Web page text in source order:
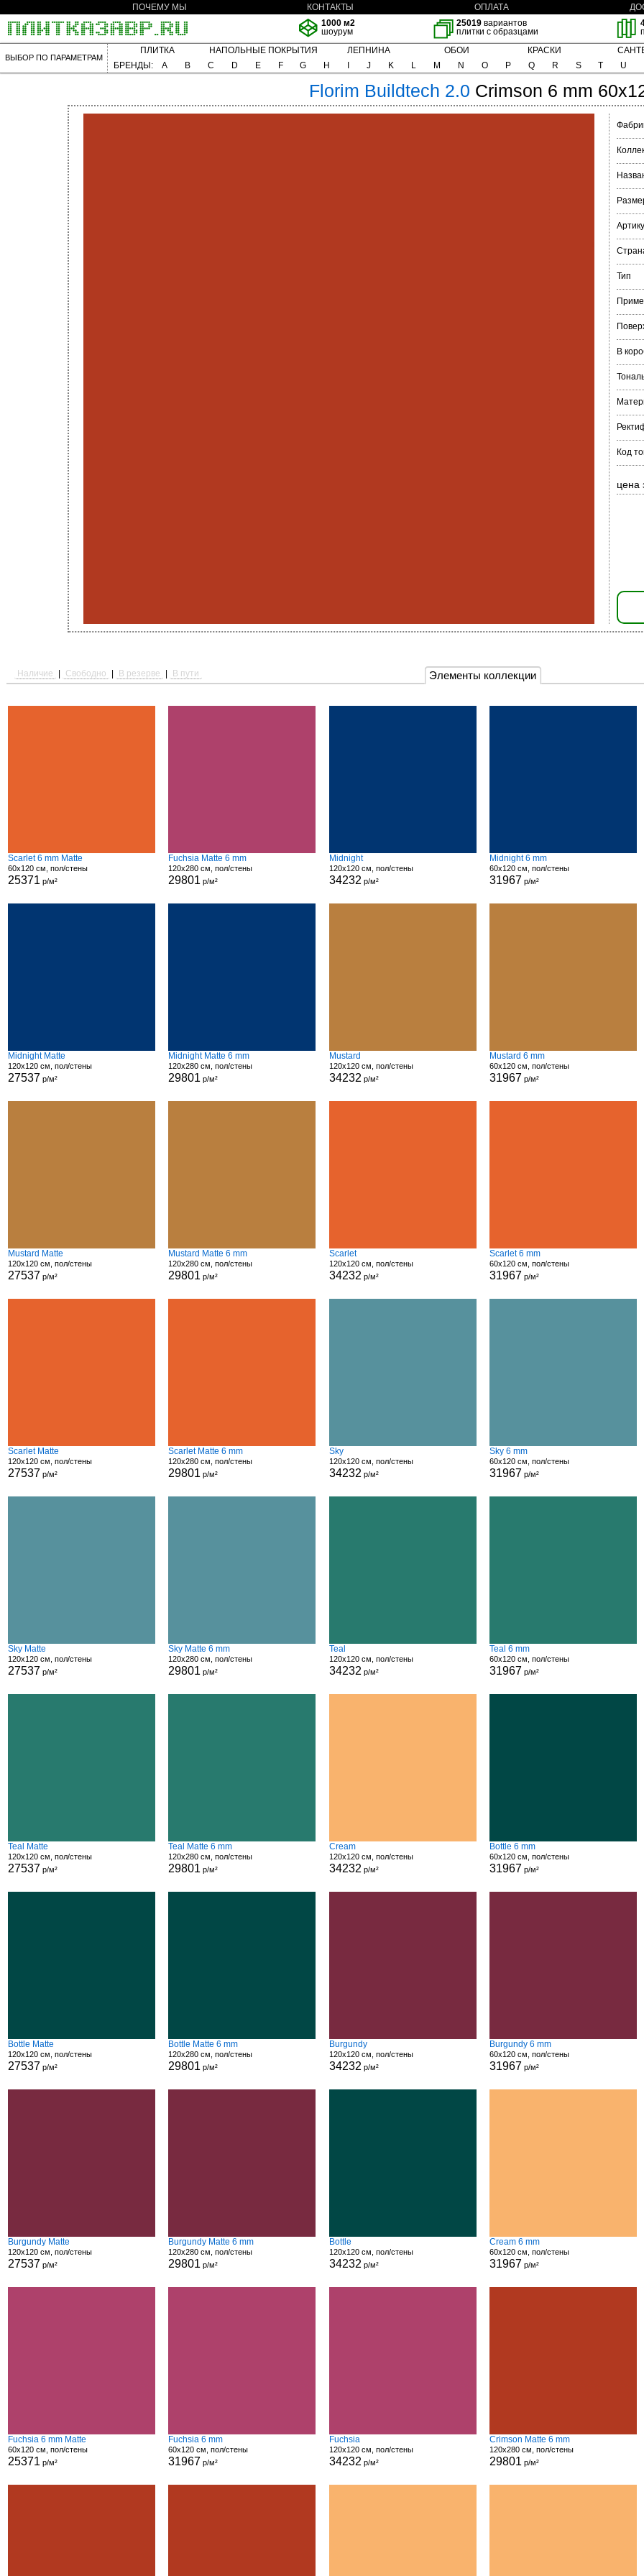
ПОЧЕМУ МЫ КОНТАКТЫ ОПЛАТА
1000 м2
шоурум
25019 вариантов
плитки с образцами
ВЫБОР ПО ПАРАМЕТРАМ
ПЛИТКА НАПОЛЬНЫЕ ПОКРЫТИЯ ЛЕПНИНА ОБОИ КРАСКИ
БРЕНДЫ:
A B C D E F G H J K L M N O P Q R S T U
Florim Buildtech 2.0 Crimson 6 mm
Тип
В
Код
цена
Элементы коллекции
Наличие Свободно В резерве В пути
Scarlet 6 mm Matte
60x120 см, пол/стены
25371 р/м²
Fuchsia Matte 6 mm
120x280 см, пол/стены
29801 р/м²
Midnight
120x120 см, пол/стены
34232 р/м²
Midnight 6 mm
60x120 см, пол/стены
31967 р/м²
Midnight Matte
120x120 см, пол/стены
27537 р/м²
Midnight Matte 6 mm
120x280 см, пол/стены
29801 р/м²
Mustard
120x120 см, пол/стены
34232 р/м²
Mustard 6 mm
60x120 см, пол/стены
31967 р/м²
Mustard Matte
120x120 см, пол/стены
27537 р/м²
Mustard Matte 6 mm
120x280 см, пол/стены
29801 р/м²
Scarlet
120x120 см, пол/стены
34232 р/м²
Scarlet 6 mm
60x120 см, пол/стены
31967 р/м²
Scarlet Matte
120x120 см, пол/стены
27537 р/м²
Scarlet Matte 6 mm
120x280 см, пол/стены
29801 р/м²
Sky
120x120 см, пол/стены
34232 р/м²
Sky 6 mm
60x120 см, пол/стены
31967 р/м²
Sky Matte
120x120 см, пол/стены
27537 р/м²
Sky Matte 6 mm
120x280 см, пол/стены
29801 р/м²
Teal
120x120 см, пол/стены
34232 р/м²
Teal 6 mm
60x120 см, пол/стены
31967 р/м²
Teal Matte
120x120 см, пол/стены
27537 р/м²
Teal Matte 6 mm
120x280 см, пол/стены
29801 р/м²
Cream
120x120 см, пол/стены
34232 р/м²
Bottle 6 mm
60x120 см, пол/стены
31967 р/м²
Bottle Matte
120x120 см, пол/стены
27537 р/м²
Bottle Matte 6 mm
120x280 см, пол/стены
29801 р/м²
Burgundy
120x120 см, пол/стены
34232 р/м²
Burgundy 6 mm
60x120 см, пол/стены
31967 р/м²
Burgundy Matte
120x120 см, пол/стены
27537 р/м²
Burgundy Matte 6 mm
120x280 см, пол/стены
29801 р/м²
Bottle
120x120 см, пол/стены
34232 р/м²
Cream 6 mm
60x120 см, пол/стены
31967 р/м²
Fuchsia 6 mm Matte
60x120 см, пол/стены
25371 р/м²
Fuchsia 6 mm
60x120 см, пол/стены
31967 р/м²
Fuchsia
120x120 см, пол/стены
34232 р/м²
Crimson Matte 6 mm
120x280 см, пол/стены
29801 р/м²